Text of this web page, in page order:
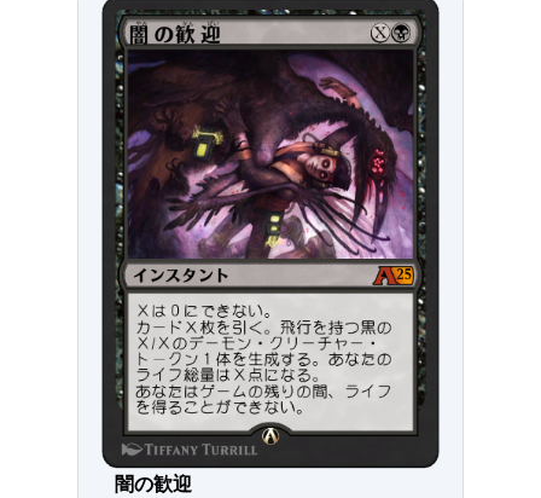
闇の歓迎